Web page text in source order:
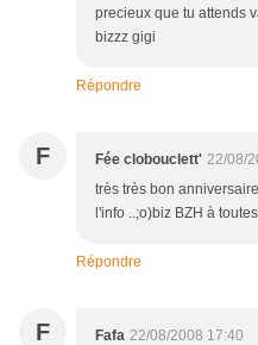
precieux que tu attends
bizzz gigi
Répondre
F Fée clobouclett' 22/08/
très très bon
l'info ..;o)biz BZH à
Répondre
F Fafa 22/08/2008 17:40